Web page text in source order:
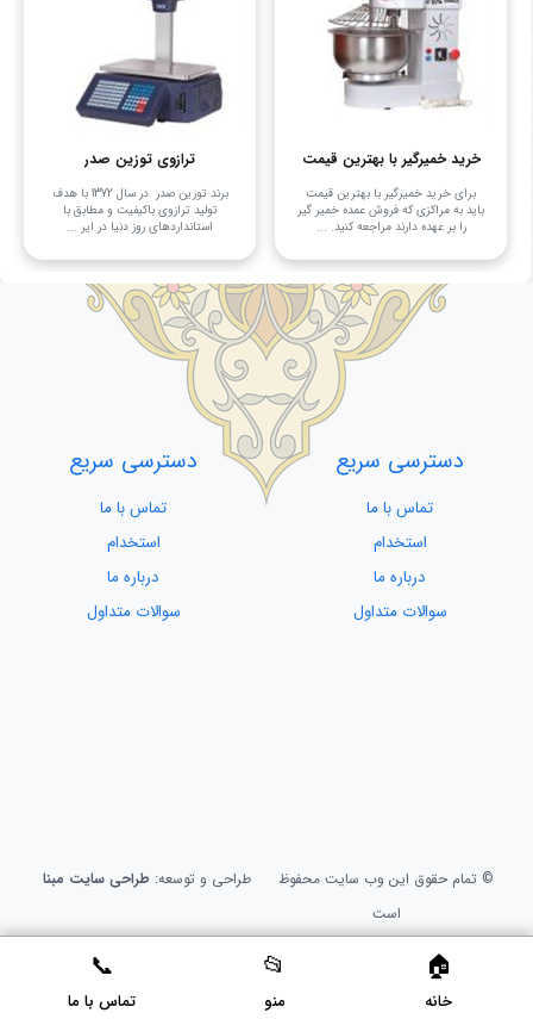
خرید خمیرگیر با بهترین قیمت
برای خرید خمیرگیر با بهترین قیمت
باید به مراکزی که فروش عمده خمیر گیر
را بر عهده دارند مراجعه کنید. ...
ترازوی توزین صدر
برند توزین صدر در سال 1372 با هدف
تولید ترازوی باکیفیت و مطابق با
استانداردهای روز دنیا در ایر ...
خانه منو تماس با ما
دسترسی سریع
تماس با ما
استخدام
درباره ما
سوالات متداول
دسترسی سریع
تماس با ما
استخدام
درباره ما
سوالات متداول
© تمام حقوق این وب سایت محفوظ
است
طراحی و توسعه:طراحی سایت مبنا